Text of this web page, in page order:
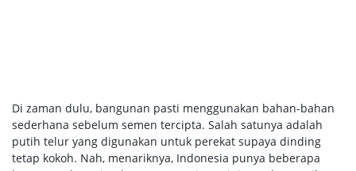
Di zaman dulu, bangunan pasti menggunakan bahan-bahan
sederhana sebelum semen tercipta. Salah satunya adalah
putih telur yang digunakan untuk perekat supaya dinding
tetap kokoh. Nah, menariknya, Indonesia punya beberapa